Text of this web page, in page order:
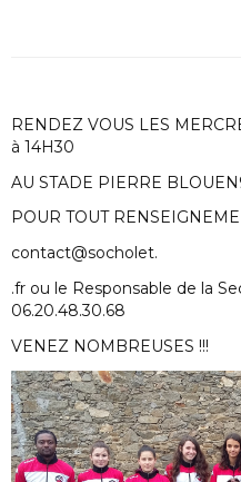
RENDEZ VOUS LES
à 14H30
AU STADE PIERRE
POUR TOUT
contact@socholet.
.fr ou le Responsable de la
06.20.48.30.68
VENEZ NOMBREUSES !!!